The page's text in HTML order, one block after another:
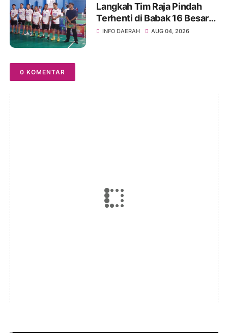
Langkah Tim Raja Pindah
Terhenti di Babak 16 Besar
Kejuaraan Bulutangkis TSM
INFO DAERAH AUG 04, 2026
0 KOMENTAR